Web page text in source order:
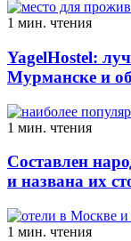
1 мин. чтения
YagelHostel:
Мурманске и
1 мин. чтения
Составлен
и названа их
1 мин. чтения